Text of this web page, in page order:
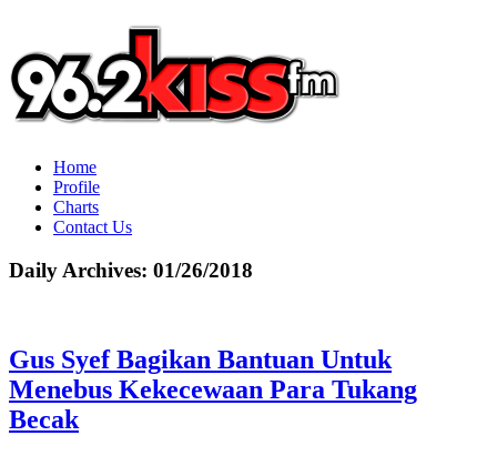
Home
Profile
Charts
Contact Us
Daily Archives: 01/26/2018
Gus Syef Bagikan Bantuan Untuk
Menebus Kekecewaan Para Tukang
Becak